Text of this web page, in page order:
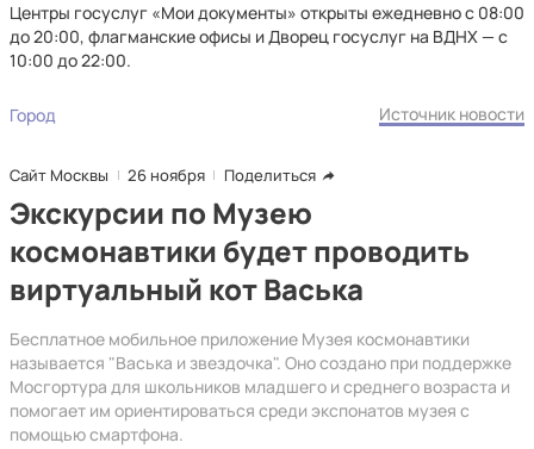
Центры госуслуг «Мои документы» открыты ежедневно с 08:00
до 20:00, флагманские офисы и Дворец госуслуг на ВДНХ — с
10:00 до 22:00.
Город Источник новости
Сайт Москвы 26 ноября Поделиться
Экскурсии по Музею
космонавтики будет проводить
виртуальный кот Васька
Бесплатное мобильное приложение Музея космонавтики
называется "Васька и звездочка". Оно создано при поддержке
Мосгортура для школьников младшего и среднего возраста и
помогает им ориентироваться среди экспонатов музея с
помощью смартфона.